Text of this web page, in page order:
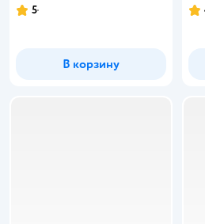
Рейтинг:
5
В корзину